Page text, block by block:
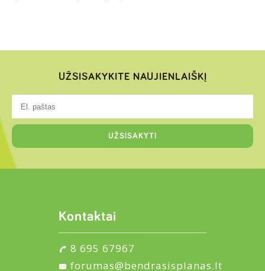
UŽSISAKYKITE NAUJIENLAIŠKĮ
Kontaktai
8 695 67967
forumas@bendrasisplanas.lt